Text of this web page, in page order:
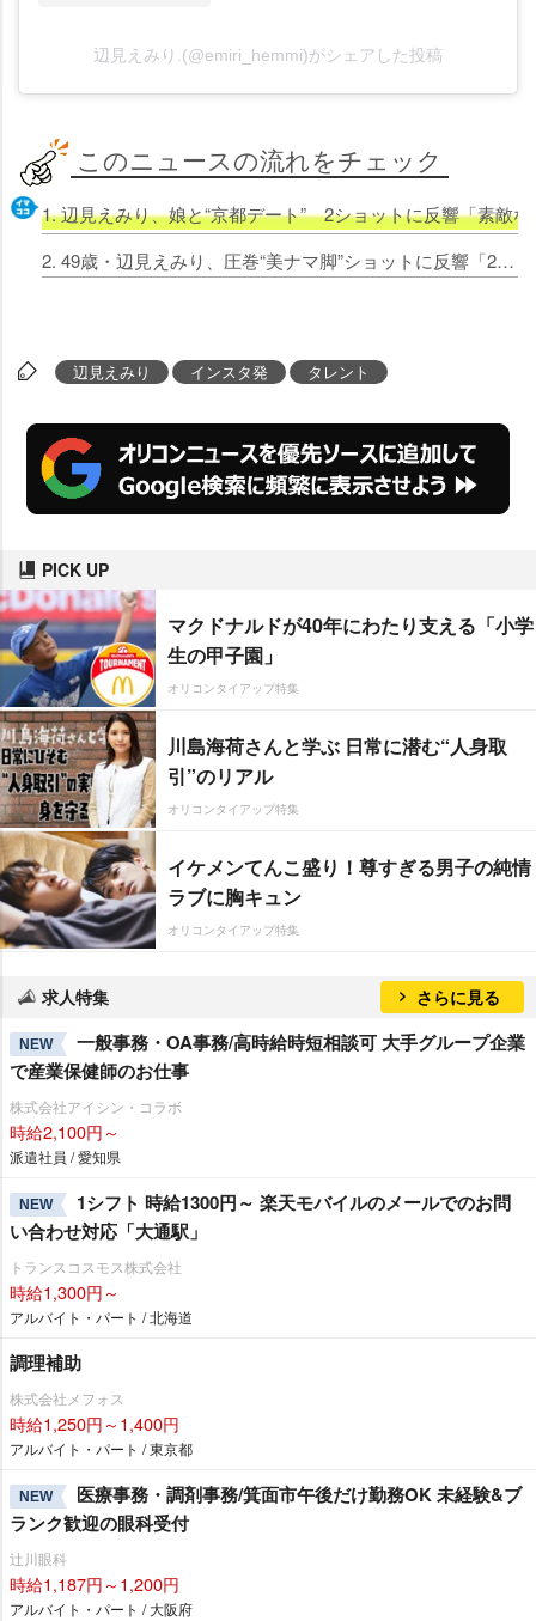
辺見えみり.(@emiri_hemmi)がシェアした投稿
このニュースの流れをチェック
1. 辺見えみり、娘と“京都デート” 2ショットに反響「素敵
2. 49歳・辺見えみり、圧巻“美ナマ脚”ショットに反響「20代に見える」
辺見えみり インスタ発 タレント
PICK UP
マクドナルドが40年にわたり支える「小学
生の甲子園」
オリコンタイアップ特集
川島海荷さんと学ぶ 日常に潜む“人身取
引”のリアル
オリコンタイアップ特集
イケメンてんこ盛り！尊すぎる男子の純情
ラブに胸キュン
オリコンタイアップ特集
求人特集 さらに見る
NEW
一般事務・OA事務/高時給時短相談可 大手グループ企業
で産業保健師のお仕事
株式会社アイシン・コラボ
時給2,100円～
派遣社員 / 愛知県
NEW
1シフト 時給1300円～ 楽天モバイルのメールでのお問
い合わせ対応「大通駅」
トランスコスモス株式会社
時給1,300円～
アルバイト・パート / 北海道
調理補助
株式会社メフォス
時給1,250円～1,400円
アルバイト・パート / 東京都
NEW
医療事務・調剤事務/箕面市午後だけ勤務OK 未経験&ブ
ランク歓迎の眼科受付
辻川眼科
時給1,187円～1,200円
アルバイト・パート / 大阪府